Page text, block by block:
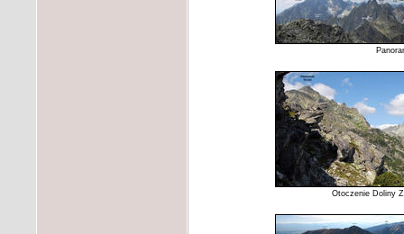
Otoczenie Doliny